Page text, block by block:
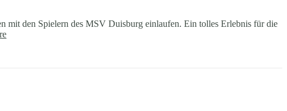
mit den Spielern des MSV Duisburg einlaufen. Ein tolles Erlebnis für die